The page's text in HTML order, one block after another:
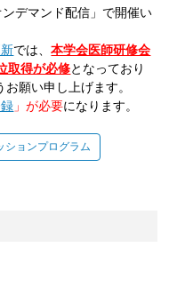
デマンド配信」で開催い
では、本学会医師研修会
取得が必修となっており
願い申し上げます。
」が必要になります。
ションプログラム